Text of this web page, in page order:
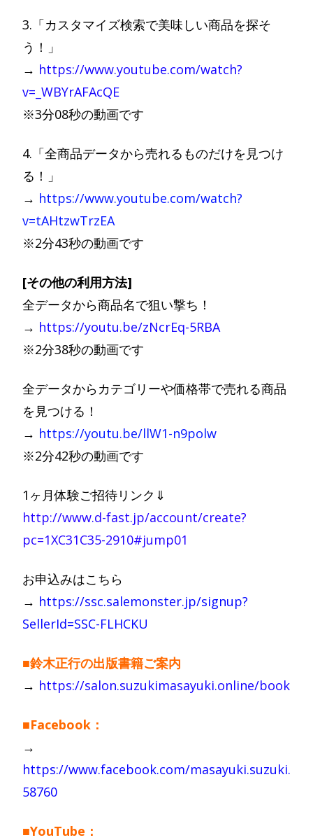
3.「カスタマイズ検索で美味しい商品を探そ
う！」
→ https://www.youtube.com/watch?
v=_WBYrAFAcQE
※3分08秒の動画です
4.「全商品データから売れるものだけを見つけ
る！」
→ https://www.youtube.com/watch?
v=tAHtzwTrzEA
※2分43秒の動画です
[その他の利用方法]
全データから商品名で狙い撃ち！
→ https://youtu.be/zNcrEq-5RBA
※2分38秒の動画です
全データからカテゴリーや価格帯で売れる商品
を見つける！
→ https://youtu.be/llW1-n9polw
※2分42秒の動画です
1ヶ月体験ご招待リンク⇓
http://www.d-fast.jp/account/create?
pc=1XC31C35-2910#jump01
お申込みはこちら
→ https://ssc.salemonster.jp/signup?
SellerId=SSC-FLHCKU
■鈴木正行の出版書籍ご案内
→ https://salon.suzukimasayuki.online/book
■Facebook：
→
https://www.facebook.com/masayuki.suzuki.
58760
■YouTube：